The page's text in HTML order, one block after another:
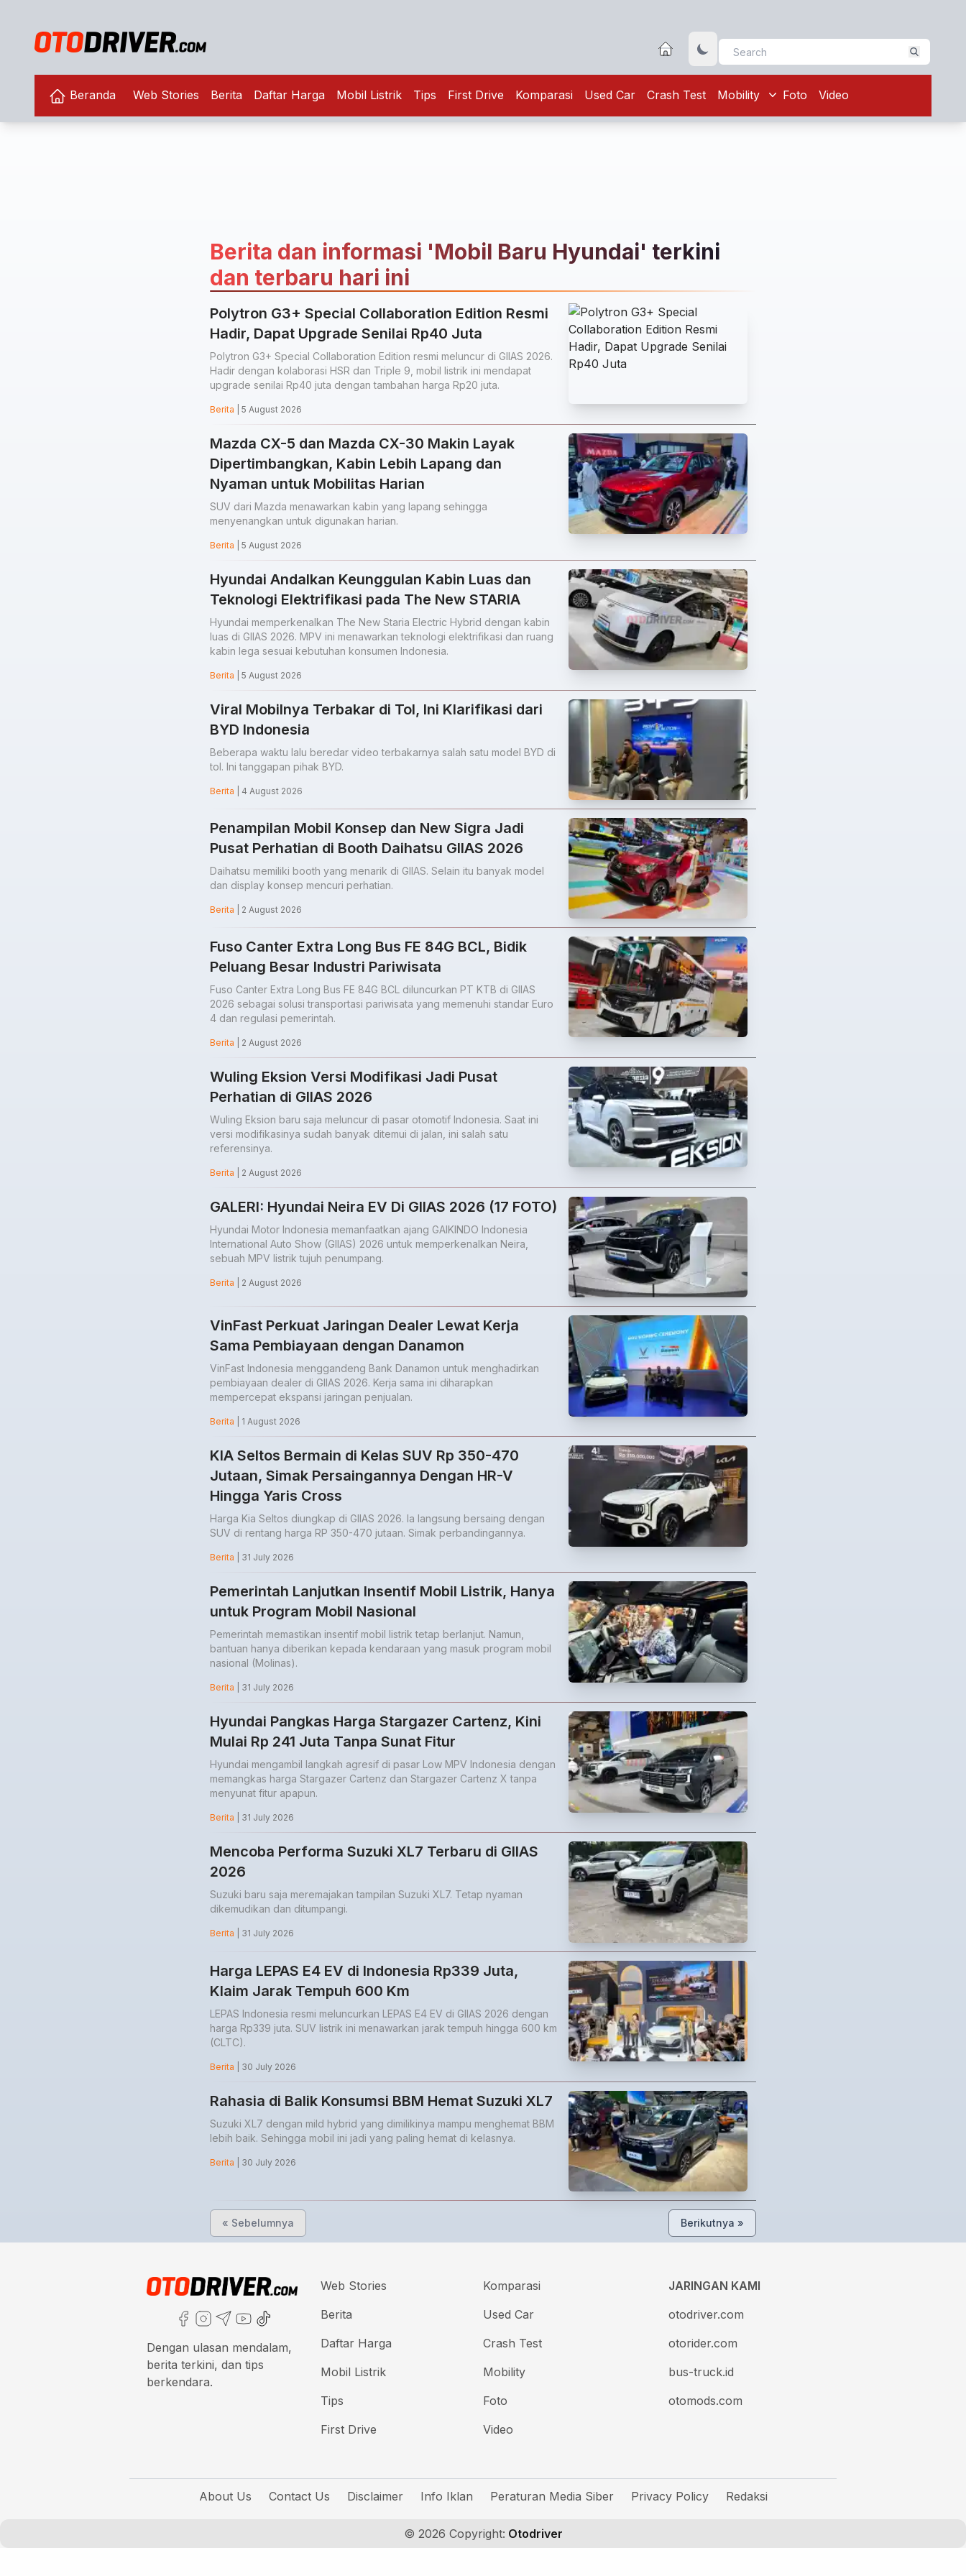
Beranda Web Stories Berita Daftar Harga Mobil Listrik Tips First Drive Komparasi Used Car Crash Test Mobility Foto Video
Berita dan informasi 'Mobil Baru Hyundai' terkini
dan terbaru hari ini
Polytron G3+ Special Collaboration Edition Resmi
Hadir, Dapat Upgrade Senilai Rp40 Juta
Polytron G3+ Special Collaboration Edition resmi meluncur di GIIAS 2026.
Hadir dengan kolaborasi HSR dan Triple 9, mobil listrik ini mendapat
upgrade senilai Rp40 juta dengan tambahan harga Rp20 juta.
Berita | 5 August 2026
Mazda CX-5 dan Mazda CX-30 Makin Layak
Dipertimbangkan, Kabin Lebih Lapang dan
Nyaman untuk Mobilitas Harian
SUV dari Mazda menawarkan kabin yang lapang sehingga
menyenangkan untuk digunakan harian.
Berita | 5 August 2026
Hyundai Andalkan Keunggulan Kabin Luas dan
Teknologi Elektrifikasi pada The New STARIA
Hyundai memperkenalkan The New Staria Electric Hybrid dengan kabin
luas di GIIAS 2026. MPV ini menawarkan teknologi elektrifikasi dan ruang
kabin lega sesuai kebutuhan konsumen Indonesia.
Berita | 5 August 2026
Viral Mobilnya Terbakar di Tol, Ini Klarifikasi dari
BYD Indonesia
Beberapa waktu lalu beredar video terbakarnya salah satu model BYD di
tol. Ini tanggapan pihak BYD.
Berita | 4 August 2026
Penampilan Mobil Konsep dan New Sigra Jadi
Pusat Perhatian di Booth Daihatsu GIIAS 2026
Daihatsu memiliki booth yang menarik di GIIAS. Selain itu banyak model
dan display konsep mencuri perhatian.
Berita | 2 August 2026
Fuso Canter Extra Long Bus FE 84G BCL, Bidik
Peluang Besar Industri Pariwisata
Fuso Canter Extra Long Bus FE 84G BCL diluncurkan PT KTB di GIIAS
2026 sebagai solusi transportasi pariwisata yang memenuhi standar Euro
4 dan regulasi pemerintah.
Berita | 2 August 2026
Wuling Eksion Versi Modifikasi Jadi Pusat
Perhatian di GIIAS 2026
Wuling Eksion baru saja meluncur di pasar otomotif Indonesia. Saat ini
versi modifikasinya sudah banyak ditemui di jalan, ini salah satu
referensinya.
Berita | 2 August 2026
GALERI: Hyundai Neira EV Di GIIAS 2026 (17 FOTO)
Hyundai Motor Indonesia memanfaatkan ajang GAIKINDO Indonesia
International Auto Show (GIIAS) 2026 untuk memperkenalkan Neira,
sebuah MPV listrik tujuh penumpang.
Berita | 2 August 2026
VinFast Perkuat Jaringan Dealer Lewat Kerja
Sama Pembiayaan dengan Danamon
VinFast Indonesia menggandeng Bank Danamon untuk menghadirkan
pembiayaan dealer di GIIAS 2026. Kerja sama ini diharapkan
mempercepat ekspansi jaringan penjualan.
Berita | 1 August 2026
KIA Seltos Bermain di Kelas SUV Rp 350-470
Jutaan, Simak Persaingannya Dengan HR-V
Hingga Yaris Cross
Harga Kia Seltos diungkap di GIIAS 2026. Ia langsung bersaing dengan
SUV di rentang harga RP 350-470 jutaan. Simak perbandingannya.
Berita | 31 July 2026
Pemerintah Lanjutkan Insentif Mobil Listrik, Hanya
untuk Program Mobil Nasional
Pemerintah memastikan insentif mobil listrik tetap berlanjut. Namun,
bantuan hanya diberikan kepada kendaraan yang masuk program mobil
nasional (Molinas).
Berita | 31 July 2026
Hyundai Pangkas Harga Stargazer Cartenz, Kini
Mulai Rp 241 Juta Tanpa Sunat Fitur
Hyundai mengambil langkah agresif di pasar Low MPV Indonesia dengan
memangkas harga Stargazer Cartenz dan Stargazer Cartenz X tanpa
menyunat fitur apapun.
Berita | 31 July 2026
Mencoba Performa Suzuki XL7 Terbaru di GIIAS
2026
Suzuki baru saja meremajakan tampilan Suzuki XL7. Tetap nyaman
dikemudikan dan ditumpangi.
Berita | 31 July 2026
Harga LEPAS E4 EV di Indonesia Rp339 Juta,
Klaim Jarak Tempuh 600 Km
LEPAS Indonesia resmi meluncurkan LEPAS E4 EV di GIIAS 2026 dengan
harga Rp339 juta. SUV listrik ini menawarkan jarak tempuh hingga 600 km
(CLTC).
Berita | 30 July 2026
Rahasia di Balik Konsumsi BBM Hemat Suzuki XL7
Suzuki XL7 dengan mild hybrid yang dimilikinya mampu menghemat BBM
lebih baik. Sehingga mobil ini jadi yang paling hemat di kelasnya.
Berita | 30 July 2026
« Sebelumnya Berikutnya »
Dengan ulasan mendalam,
berita terkini, dan tips
berkendara.
Web Stories
Berita
Daftar Harga
Mobil Listrik
Tips
First Drive
Komparasi
Used Car
Crash Test
Mobility
Foto
Video
JARINGAN KAMI
otodriver.com
otorider.com
bus-truck.id
otomods.com
About Us Contact Us Disclaimer Info Iklan Peraturan Media Siber Privacy Policy Redaksi
© 2026 Copyright: Otodriver